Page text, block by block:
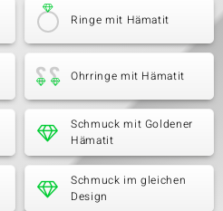
Ringe mit Hämatit
Ohrringe mit Hämatit
Schmuck mit Goldener
Hämatit
Schmuck im gleichen
Design